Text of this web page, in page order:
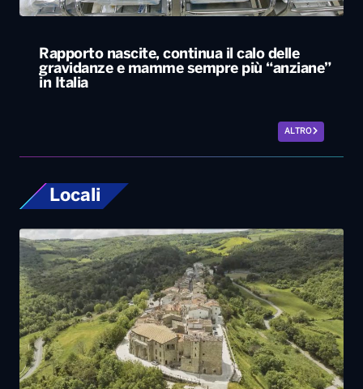
Rapporto nascite, continua il calo delle
gravidanze e mamme sempre più “anziane”
in Italia
ALTRO
Locali